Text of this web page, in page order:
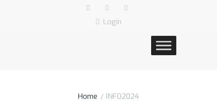
Login
Home INFO2024